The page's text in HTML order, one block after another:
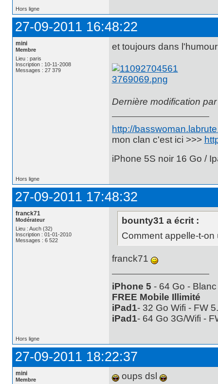
Hors ligne
27-09-2011 16:48:22
mini
Membre
Lieu : paris
Inscription : 10-11-2008
Messages : 27 379
et toujours dans
Dernière modification
http://
mon clan c'est ici >>>
iPhone 5S noir 16 Go /
Hors ligne
27-09-2011 17:48:32
franck71
Modérateur
Lieu : Auch (32)
Inscription : 01-01-2010
Messages : 6 522
bounty31 a écrit :
Comment appelle-t-
franck71
iPhone 5 - 64 Go -
FREE Mobile Illimité
iPad1- 32 Go Wifi - FW
iPad1- 64 Go 3G/Wifi -
Hors ligne
27-09-2011 18:22:37
mini
Membre
oups dsl